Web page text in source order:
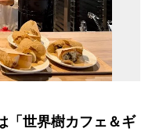
「世界樹カフェ＆ギ